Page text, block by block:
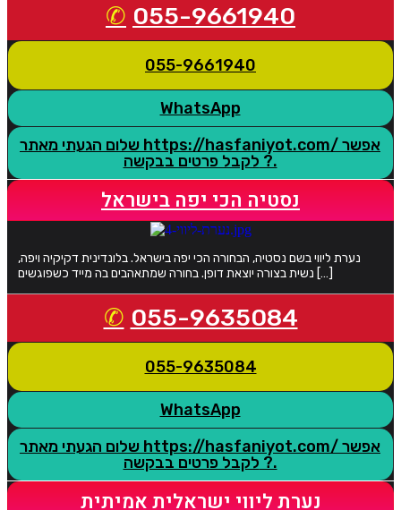
055-9661940
055-9661940
WhatsApp
שלום הגעתי מאתר https://hasfaniyot.com/ אפשר
לקבל פרטים בבקשה ?.
נסטיה הכי יפה בישראל
נערת ליווי בשם נסטיה, הבחורה הכי יפה בישראל. בלונדינית דקיקיה ויפה,
נשית בצורה יוצאת דופן. בחורה שמתאהבים בה מייד כשפוגשים […]
055-9635084
055-9635084
WhatsApp
שלום הגעתי מאתר https://hasfaniyot.com/ אפשר
לקבל פרטים בבקשה ?.
נערת ליווי ישראלית אמיתית